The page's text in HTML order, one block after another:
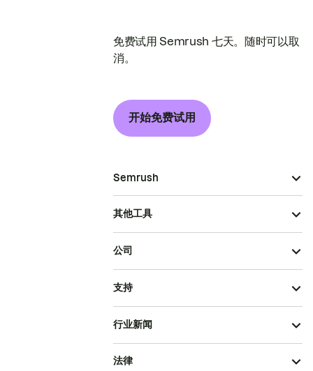
免费试用 Semrush 七天。随时可以取
消。
开始免费试用
Semrush
其他工具
公司
支持
行业新闻
法律